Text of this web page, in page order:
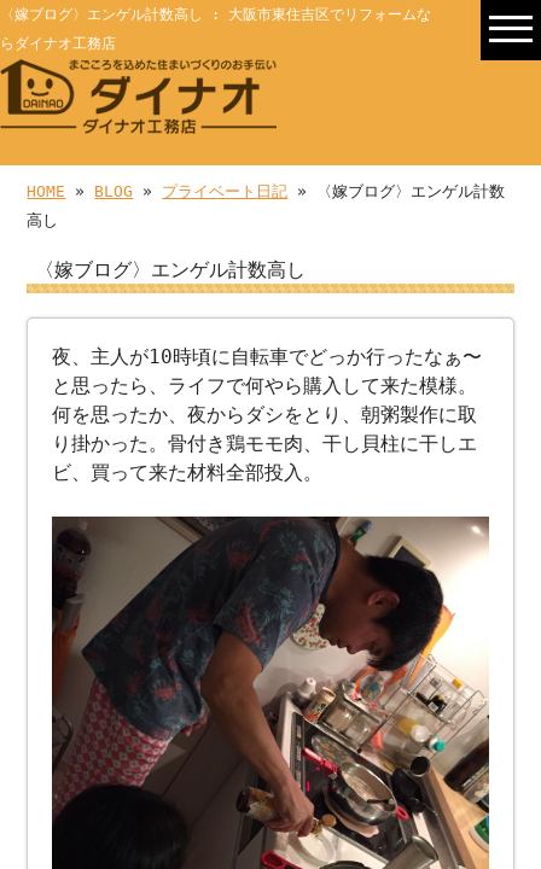
〈嫁ブログ〉エンゲル計数高し : 大阪市東住吉区でリフォームな
らダイナオ工務店
HOME » BLOG » プライベート日記 » 〈嫁ブログ〉エンゲル計数
高し
〈嫁ブログ〉エンゲル計数高し
夜、主人が10時頃に自転車でどっか行ったなぁ〜
と思ったら、ライフで何やら購入して来た模様。
何を思ったか、夜からダシをとり、朝粥製作に取
り掛かった。骨付き鶏モモ肉、干し貝柱に干しエ
ビ、買って来た材料全部投入。